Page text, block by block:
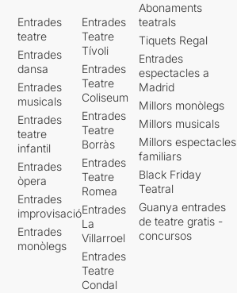
Entrades
teatre
Entrades
dansa
Entrades
musicals
Entrades
teatre
infantil
Entrades
òpera
Entrades
improvisació
Entrades
monòlegs
Entrades
Teatre
Tívoli
Entrades
Teatre
Coliseum
Entrades
Teatre
Borràs
Entrades
Teatre
Romea
Entrades
La
Villarroel
Entrades
Teatre
Condal
Abonaments
teatrals
Tiquets Regal
Entrades
espectacles a
Madrid
Millors monòlegs
Millors musicals
Millors espectacles
familiars
Black Friday
Teatral
Guanya entrades
de teatre gratis -
concursos